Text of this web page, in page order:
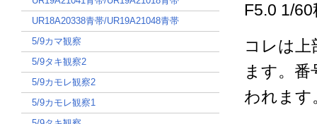
F5.0 1/60
コレは
ます。
われます
UR18A20338青帯/UR19A21048青帯
5/9カマ観察
5/9タキ観察2
5/9カモレ観察2
5/9カモレ観察1